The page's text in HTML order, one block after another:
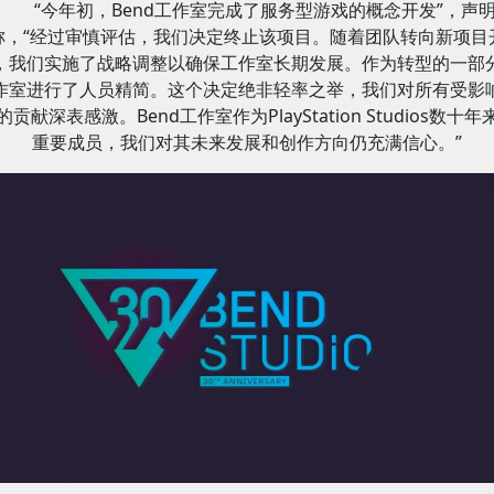
“今年初，Bend工作室完成了服务型游戏的概念开发”，声明
，“经过审慎评估，我们决定终止该项目。随着团队转向新项目
我们实施了战略调整以确保工作室长期发展。作为转型的一部
室进行了人员精简。这个决定绝非轻率之举，我们对所有受影
贡献深表感激。Bend工作室作为PlayStation Studios数十年
重要成员，我们对其未来发展和创作方向仍充满信心。”